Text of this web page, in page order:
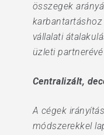
összegek
vállalati
üzleti partnerévé
Centralizált,
A cégek
módszerekkel